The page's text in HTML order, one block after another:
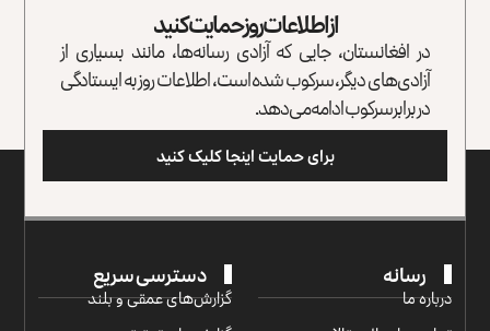
از اطلاعات روز حمایت کنید
در افغانستان، جایی که آزادی رسانه‌ها، مانند بسیاری از
آزادی‌های دیگر، سرکوب شده است، اطلاعات روز به ایستادگی
در برابر سرکوب ادامه می‌دهد.
برای حمایت اینجا کلیک کنید
رسانه
درباره ما
دسترسی سریع
گزارش‌‌های عمقی و بلند